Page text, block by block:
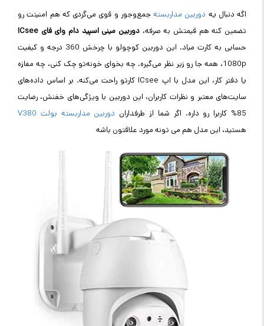
اگه دنبال یه دوربین مداربسته جمع‌وجور و قوی می‌گردی که هم امنیتت رو
تضمین کنه هم قیمتش به صرفه، دوربین مینی اسپید دام وای فای ICsee
حسابی به کارت میاد. این دوربین کوچولو با چرخش 360 درجه و کیفیت
1080p، همه جا رو زیر نظر می‌گیره. چه بخوای خونه‌تو چک کنی، چه مغازه
یا دفتر کار، این مدل با اپ ICsee کارتو راحت می‌کنه. بر اساس داده‌های
سایت‌های معتبر و نظرات کاربران، این دوربین با ویژگی‌های خفنش، رضایت
85% کاربرا رو داره. اگر شما از طرفداران
دوربین مداربسته بولت V380
هستید، این مدل هم می تونه مورد علاقتون باشه